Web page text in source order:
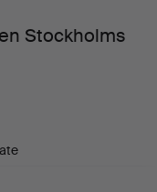
Stockholms